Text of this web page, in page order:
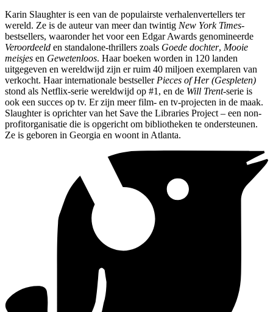
Karin Slaughter is een van de populairste verhalenvertellers ter
wereld. Ze is de auteur van meer dan twintig New York Times-
bestsellers, waaronder het voor een Edgar Awards genomineerde
Veroordeeld en standalone-thrillers zoals Goede dochter, Mooie
meisjes en Gewetenloos. Haar boeken worden in 120 landen
uitgegeven en wereldwijd zijn er ruim 40 miljoen exemplaren van
verkocht. Haar internationale bestsellerPieces of Her (Gespleten)
stond als Netflix-serie wereldwijd op #1, en de Will Trent-serie is
ook een succes op tv. Er zijn meer film- en tv-projecten in de maak.
Slaughter is oprichter van het Save the Libraries Project – een non-
profitorganisatie die is opgericht om bibliotheken te ondersteunen.
Ze is geboren in Georgia en woont in Atlanta.